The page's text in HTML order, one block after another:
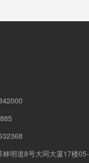
林明道8号大同大厦17楼05-